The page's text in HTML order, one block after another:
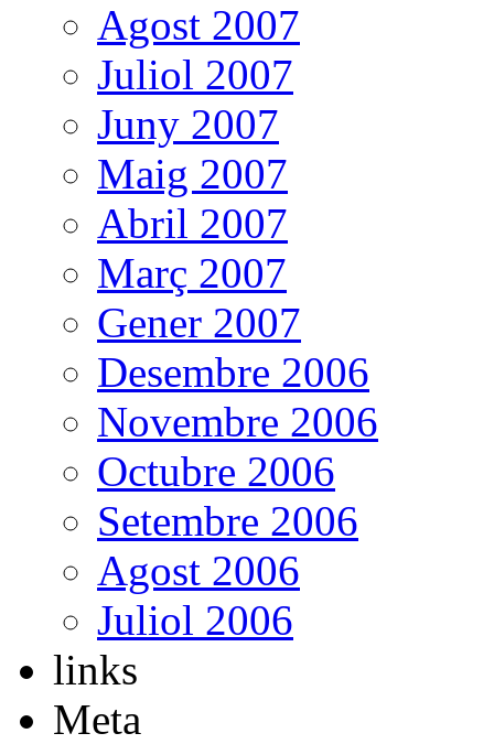
Agost 2007
Juliol 2007
Juny 2007
Maig 2007
Abril 2007
Març 2007
Gener 2007
Desembre 2006
Novembre 2006
Octubre 2006
Setembre 2006
Agost 2006
Juliol 2006
links
Meta